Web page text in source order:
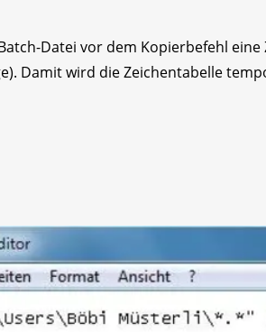
Datei vor dem Kopierbefehl
Damit wird die Zeichentabelle